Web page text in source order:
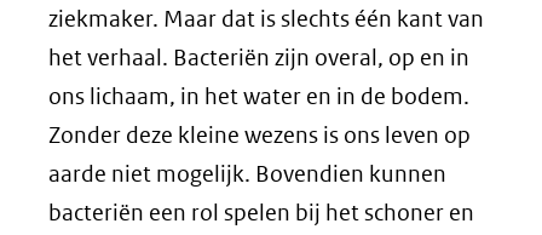
ziekmaker. Maar dat is slechts één kant van
het verhaal. Bacteriën zijn overal, op en in
ons lichaam, in het water en in de bodem.
Zonder deze kleine wezens is ons leven op
aarde niet mogelijk. Bovendien kunnen
bacteriën een rol spelen bij het schoner en